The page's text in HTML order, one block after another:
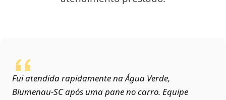
Fui atendida rapidamente na Água Verde,
Blumenau‑SC após uma pane no carro. Equipe